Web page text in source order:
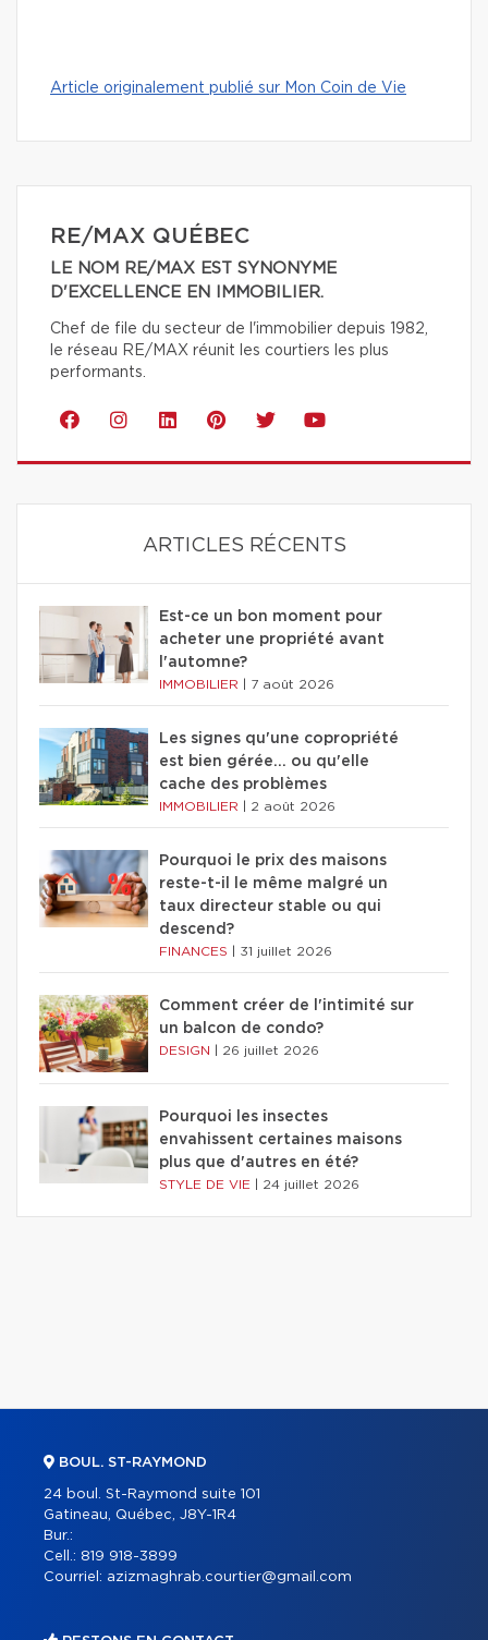
Article originalement publié sur Mon Coin de Vie
RE/MAX QUÉBEC
LE NOM RE/MAX EST SYNONYME
D'EXCELLENCE EN IMMOBILIER.
Chef de file du secteur de l'immobilier depuis 1982,
le réseau RE/MAX réunit les courtiers les plus
performants.
ARTICLES RÉCENTS
Est-ce un bon moment pour
acheter une propriété avant
l'automne?
IMMOBILIER 7 août 2026
Les signes qu'une copropriété
est bien gérée… ou qu'elle
cache des problèmes
IMMOBILIER 2 août 2026
Pourquoi le prix des maisons
reste-t-il le même malgré un
taux directeur stable ou qui
descend?
FINANCES 31 juillet 2026
Comment créer de l'intimité sur
un balcon de condo?
DESIGN 26 juillet 2026
Pourquoi les insectes
envahissent certaines maisons
plus que d'autres en été?
STYLE DE VIE 24 juillet 2026
BOUL. ST-RAYMOND
24 boul. St-Raymond suite 101
Gatineau, Québec, J8Y-1R4
Bur.:
Cell.: 819 918-3899
Courriel: azizmaghrab.courtier@gmail.com